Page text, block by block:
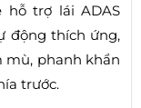
hỗ trợ lái ADAS
động thích ứng,
mù, phanh khẩn
trước.